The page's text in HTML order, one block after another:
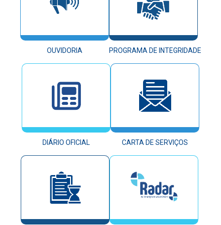
OUVIDORIA PROGRAMA DE INTEGRIDADE
DIÁRIO OFICIAL CARTA DE SERVIÇOS